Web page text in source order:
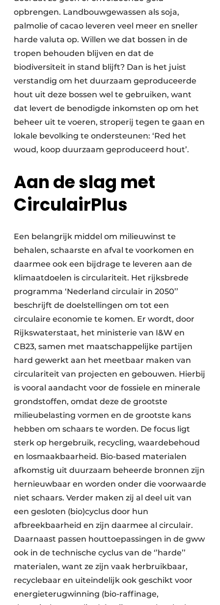
opbrengen. Landbouwgewassen als soja,
palmolie of cacao leveren veel meer en sneller
harde valuta op. Willen we dat bossen in de
tropen behouden blijven en dat de
biodiversiteit in stand blijft? Dan is het juist
verstandig om het duurzaam geproduceerde
hout uit deze bossen wel te gebruiken, want
dat levert de benodigde inkomsten op om het
beheer uit te voeren, stroperij tegen te gaan en
lokale bevolking te ondersteunen: ‘Red het
woud, koop duurzaam geproduceerd hout’.
Aan de slag met
CirculairPlus
Een belangrijk middel om milieuwinst te
behalen, schaarste en afval te voorkomen en
daarmee ook een bijdrage te leveren aan de
klimaatdoelen is circulariteit. Het rijksbrede
programma ‘Nederland circulair in 2050’’
beschrijft de doelstellingen om tot een
circulaire economie te komen. Er wordt, door
Rijkswaterstaat, het ministerie van I&W en
CB23, samen met maatschappelijke partijen
hard gewerkt aan het meetbaar maken van
circulariteit van projecten en gebouwen. Hierbij
is vooral aandacht voor de fossiele en minerale
grondstoffen, omdat deze de grootste
milieubelasting vormen en de grootste kans
hebben om schaars te worden. De focus ligt
sterk op hergebruik, recycling, waardebehoud
en losmaakbaarheid. Bio-based materialen
afkomstig uit duurzaam beheerde bronnen zijn
hernieuwbaar en worden onder die voorwaarde
niet schaars. Verder maken zij al deel uit van
een gesloten (bio)cyclus door hun
afbreekbaarheid en zijn daarmee al circulair.
Daarnaast passen houttoepassingen in de gww
ook in de technische cyclus van de ‘’harde’’
materialen, want ze zijn vaak herbruikbaar,
recyclebaar en uiteindelijk ook geschikt voor
energieterugwinning (bio-raffinage,